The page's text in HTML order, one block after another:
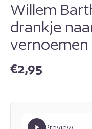
Willem
drankje
vernoemen
€2,95